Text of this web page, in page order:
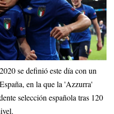
se definió este día con un
en la que la 'Azzurra'
selección española tras 120